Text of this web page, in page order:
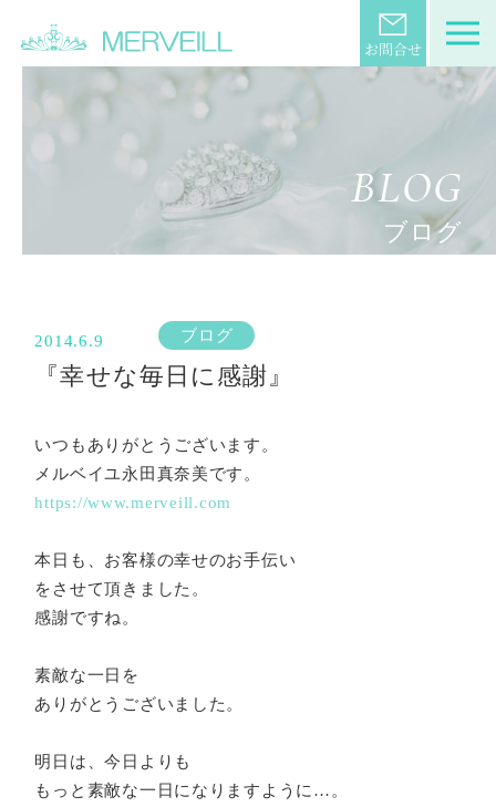
BLOG
ブログ
2014.6.9 ブログ
『幸せな毎日に感謝』
いつもありがとうございます。
メルベイユ永田真奈美です。
https://www.merveill.com
本日も、お客様の幸せのお手伝い
をさせて頂きました。
感謝ですね。
素敵な一日を
ありがとうございました。
明日は、今日よりも
もっと素敵な一日になりますように…。